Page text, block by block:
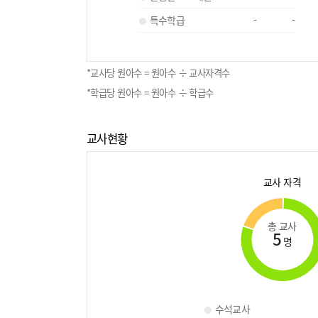
특수학급
- -
*교사당 원아수 = 원아수 ÷ 교사자격수
*학급당 원아수 = 원아수 ÷ 학급수
교사현황
교사 자격
총 교사
5 명
수석교사